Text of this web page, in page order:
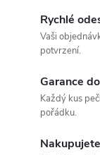
Rychlé
Vaši
potvrzení.
Garance
Každý kus
pořádku.